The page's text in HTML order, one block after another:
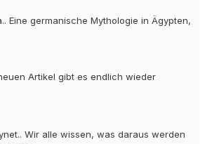
Eine germanische Mythologie in Ägypten,
Artikel gibt es endlich wieder
Wir alle wissen, was daraus werden